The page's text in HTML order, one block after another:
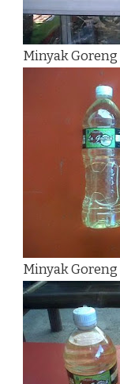
Minyak Goreng
Minyak Goreng